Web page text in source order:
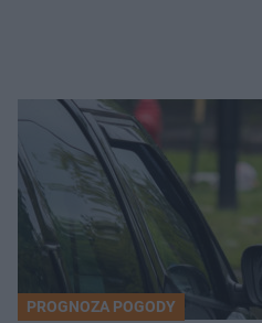
PROGNOZA POGODY